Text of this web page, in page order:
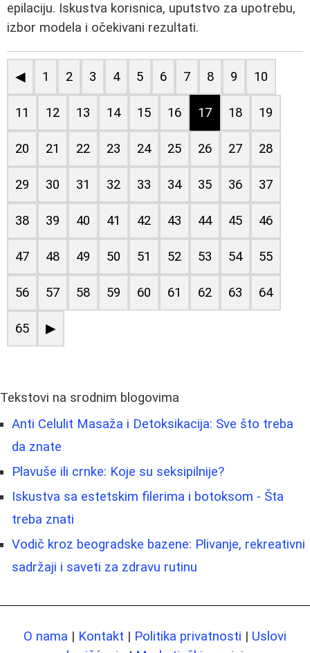
epilaciju. Iskustva korisnica, uputstvo za upotrebu,
izbor modela i očekivani rezultati.
◀ 1 2 3 4 5 6 7 8 9 10
11 12 13 14 15 16 17 18 19
20 21 22 23 24 25 26 27 28
29 30 31 32 33 34 35 36 37
38 39 40 41 42 43 44 45 46
47 48 49 50 51 52 53 54 55
56 57 58 59 60 61 62 63 64
65 ▶
Tekstovi na srodnim blogovima
Anti Celulit Masaža i Detoksikacija: Sve što treba
da znate
Plavuše ili crnke: Koje su seksipilnije?
Iskustva sa estetskim filerima i botoksom - Šta
treba znati
Vodič kroz beogradske bazene: Plivanje, rekreativni
sadržaji i saveti za zdravu rutinu
O nama | Kontakt | Politika privatnosti | Uslovi